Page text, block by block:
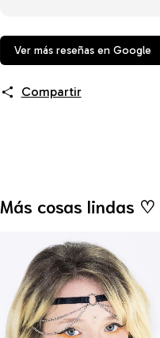
Ver más reseñas en Google
Compartir
Más cosas lindas ♡